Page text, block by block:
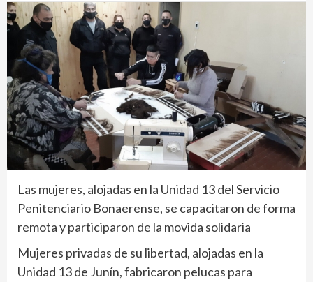
Las mujeres, alojadas en la Unidad 13 del Servicio
Penitenciario Bonaerense, se capacitaron de forma
remota y participaron de la movida solidaria
Mujeres privadas de su libertad, alojadas en la
Unidad 13 de Junín, fabricaron pelucas para